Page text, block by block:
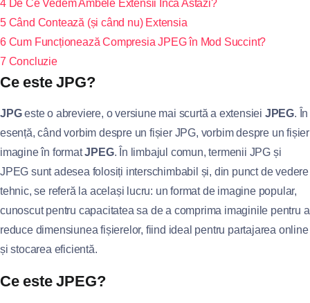
4 De Ce Vedem Ambele Extensii Încă Astăzi?
5 Când Contează (și când nu) Extensia
6 Cum Funcționează Compresia JPEG în Mod Succint?
7 Concluzie
Ce este JPG?
JPGeste o abreviere, o versiune mai scurtă a extensiei JPEG. În
esență, când vorbim despre un fișier JPG, vorbim despre un fișier
imagine în formatJPEG. În limbajul comun, termenii JPG și
JPEG sunt adesea folosiți interschimbabil și, din punct de vedere
tehnic, se referă la același lucru: un format de imagine popular,
cunoscut pentru capacitatea sa de a comprima imaginile pentru a
reduce dimensiunea fișierelor, fiind ideal pentru partajarea online
și stocarea eficientă.
Ce este JPEG?